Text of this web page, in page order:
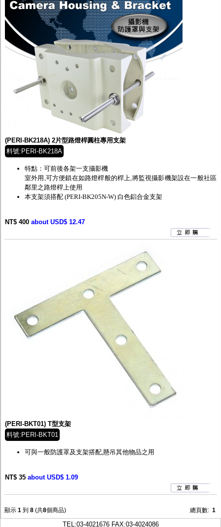
(PERI-BK218A) 2片型路燈桿圓柱專用支架
料號:PERI-BK218A
特點：可前後各架一支攝影機
室外用,可方便鎖在如路燈桿般的桿上,將監視攝影機架設在一般社區
鄰里之路燈桿上使用
本支架須搭配 (PERI-BK205N-W) 白色鋁合金支架
NT$ 400 about USD$ 12.47
(PERI-BKT01) T型支架
料號:PERI-BKT01
可與一般防護罩及支架搭配,懸吊其他物品之用
NT$ 35 about USD$ 1.09
顯示 1 到 8 (共8個商品) 總頁數: 1
TEL:03-4021676FAX:03-4024086